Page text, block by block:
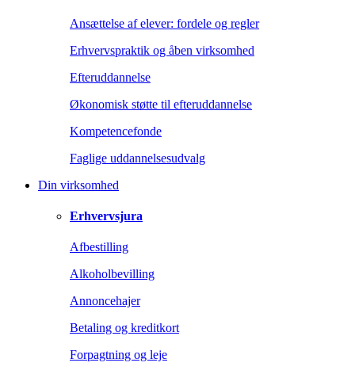
Ansættelse af elever: fordele og regler
Erhvervspraktik og åben virksomhed
Efteruddannelse
Økonomisk støtte til efteruddannelse
Kompetencefonde
Faglige uddannelsesudvalg
Din virksomhed
Erhvervsjura
Afbestilling
Alkoholbevilling
Annoncehajer
Betaling og kreditkort
Forpagtning og leje